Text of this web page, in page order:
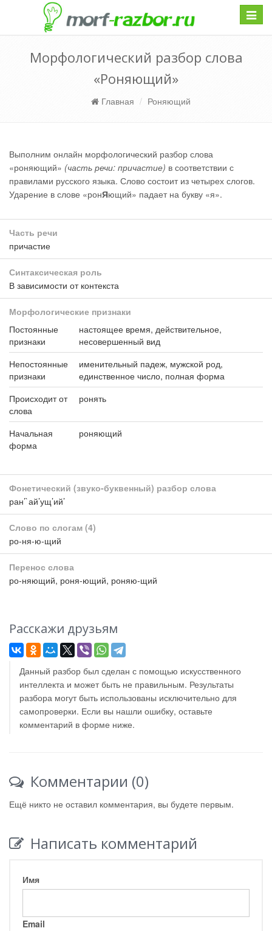
Морфологический разбор слова
«Роняющий»
Главная Роняющий
Выполним онлайн морфологический разбор слова
«роняющий» (часть речи: причастие) в соответствии с
правилами русского языка. Слово состоит из четырех слогов.
Ударение в слове «ронЯющий» падает на букву «я».
Часть речи
причастие
Синтаксическая роль
В зависимости от контекста
Морфологические признаки
Постоянные
признаки
настоящее время, действительное,
несовершенный вид
Непостоянные
признаки
именительный падеж, мужской род,
единственное число, полная форма
Происходит от
слова
ронять
Начальная
форма
роняющий
Фонетический (звуко-буквенный) разбор слова
ран’`ай’ущ’ий’
Слово по слогам (4)
ро-ня-ю-щий
Перенос слова
ро-няющий, роня-ющий, роняю-щий
Расскажи друзьям
Данный разбор был сделан с помощью искусственного
интеллекта и может быть не правильным. Результаты
разбора могут быть использованы исключительно для
самопроверки. Если вы нашли ошибку, оставьте
комментарий в форме ниже.
Комментарии (0)
Ещё никто не оставил комментария, вы будете первым.
Написать комментарий
Имя
Email